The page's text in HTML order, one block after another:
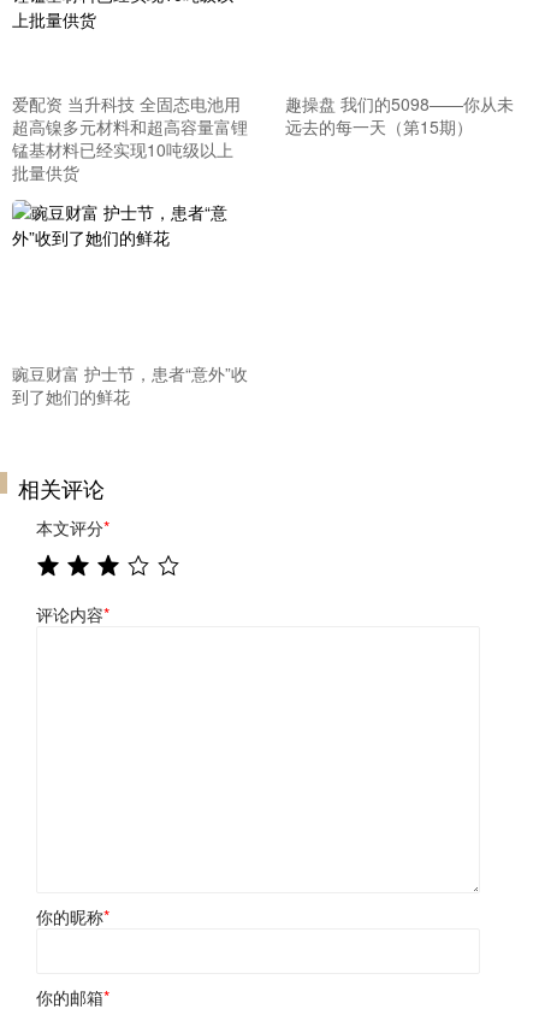
爱配资 当升科技 全固态电池用
超高镍多元材料和超高容量富锂
锰基材料已经实现10吨级以上
批量供货
趣操盘 我们的5098——你从未
远去的每一天（第15期）
豌豆财富 护士节，患者“意外”收
到了她们的鲜花
相关评论
本文评分*
评论内容*
你的昵称*
你的邮箱*